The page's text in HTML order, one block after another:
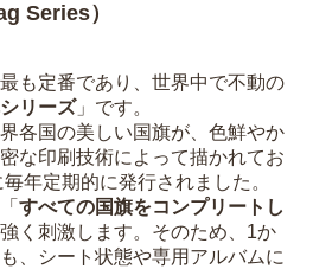
Series）
も定番であり、世界中で不動の
リーズ」です。
各国の美しい国旗が、色鮮やか
な印刷技術によって描かれてお
年定期的に発行されました。
すべての国旗をコンプリートし
く刺激します。そのため、1か
、シート状態や専用アルバムに